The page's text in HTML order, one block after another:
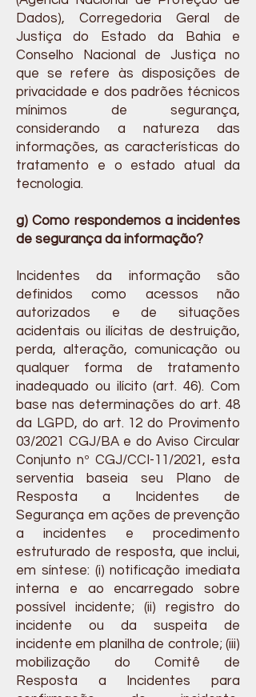
Dados), Corregedoria Geral de
Justiça do Estado da Bahia e
Conselho Nacional de Justiça no
que se refere às disposições de
privacidade e dos padrões técnicos
mínimos de segurança,
considerando a natureza das
informações, as características do
tratamento e o estado atual da
tecnologia.
g) Como respondemos a incidentes
de segurança da informação?
Incidentes da informação são
definidos como acessos não
autorizados e de situações
acidentais ou ilícitas de destruição,
perda, alteração, comunicação ou
qualquer forma de tratamento
inadequado ou ilícito (art. 46). Com
base nas determinações do art. 48
da LGPD, do art. 12 do Provimento
03/2021 CGJ/BA e do Aviso Circular
Conjunto nº CGJ/CCI-11/2021, esta
serventia baseia seu Plano de
Resposta a Incidentes de
Segurança em ações de prevenção
a incidentes e procedimento
estruturado de resposta, que inclui,
em síntese: (i) notificação imediata
interna e ao encarregado sobre
possível incidente; (ii) registro do
incidente ou da suspeita de
incidente em planilha de controle; (iii)
mobilização do Comitê de
Resposta a Incidentes para